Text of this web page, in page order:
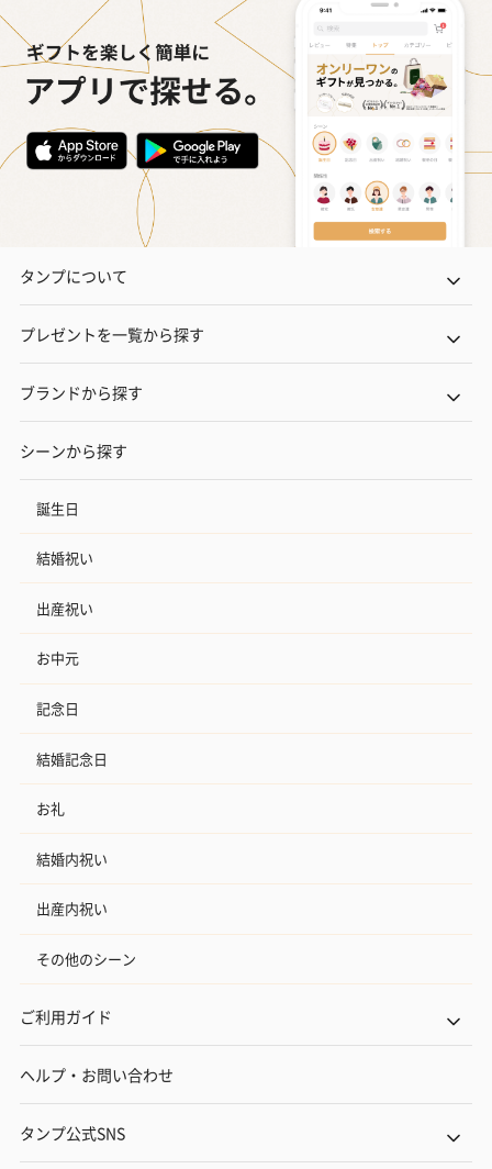
タンプについて
プレゼントを一覧から探す
ブランドから探す
シーンから探す
誕生日
結婚祝い
出産祝い
お中元
記念日
結婚記念日
お礼
結婚内祝い
出産内祝い
その他のシーン
ご利用ガイド
ヘルプ・お問い合わせ
タンプ公式SNS